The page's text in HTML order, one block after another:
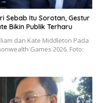
Sebab Itu Sorotan, Gestur
Bikin Publik Terharu
dan Kate Middleton Pada
Games 2026. Foto: